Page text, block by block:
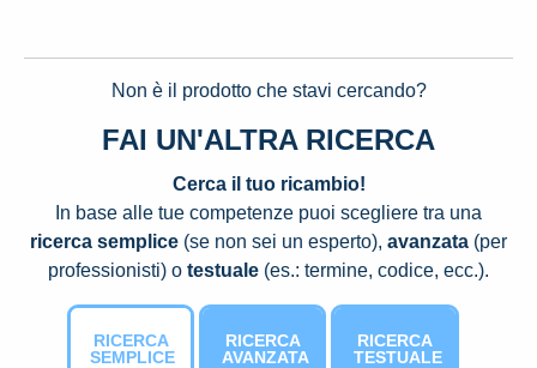
Non è il prodotto che stavi cercando?
FAI UN'ALTRA RICERCA
Cerca il tuo ricambio!
In base alle tue competenze puoi scegliere tra una
ricerca semplice (se non sei un esperto), avanzata (per
professionisti) o testuale (es.: termine, codice, ecc.).
RICERCA
SEMPLICE
RICERCA
AVANZATA
RICERCA
TESTUALE